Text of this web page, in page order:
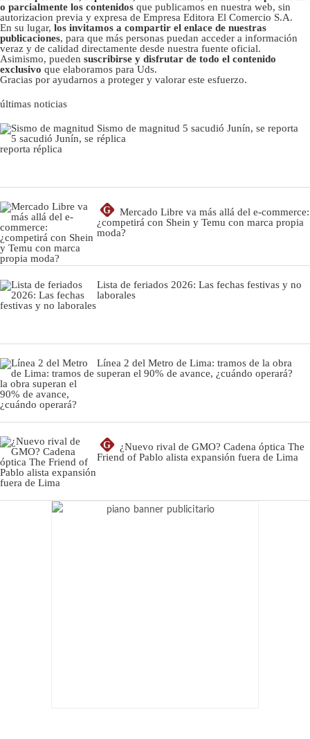
o parcialmente los contenidos que publicamos en nuestra web, sin
autorizacion previa y expresa de Empresa Editora El Comercio S.A.
En su lugar, los invitamos a compartir el enlace de nuestras
publicaciones, para que más personas puedan acceder a información
veraz y de calidad directamente desde nuestra fuente oficial.
Asimismo, pueden suscribirse y disfrutar de todo el contenido
exclusivo que elaboramos para Uds.
Gracias por ayudarnos a proteger y valorar este esfuerzo.
últimas noticias
Sismo de magnitud 5 sacudió Junín, se reporta
réplica
G
Mercado Libre va más allá del e-commerce:
¿competirá con Shein y Temu con marca propia
moda?
Lista de feriados 2026: Las fechas festivas y no
laborales
Línea 2 del Metro de Lima: tramos de la obra
superan el 90% de avance, ¿cuándo operará?
G
¿Nuevo rival de GMO? Cadena óptica The
Friend of Pablo alista expansión fuera de Lima